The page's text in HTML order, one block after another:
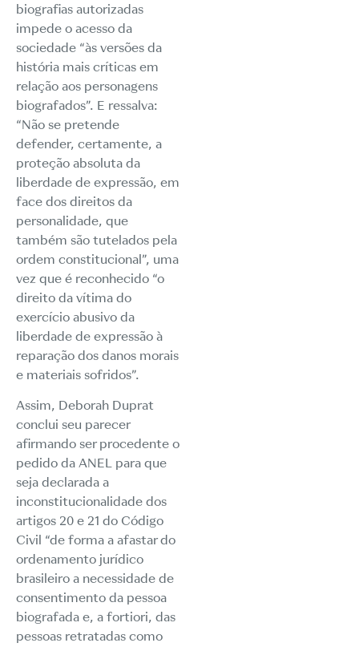
biografias autorizadas
impede o acesso da
sociedade “às versões da
história mais críticas em
relação aos personagens
biografados”. E ressalva:
“Não se pretende
defender, certamente, a
proteção absoluta da
liberdade de expressão, em
face dos direitos da
personalidade, que
também são tutelados pela
ordem constitucional”, uma
vez que é reconhecido “o
direito da vítima do
exercício abusivo da
liberdade de expressão à
reparação dos danos morais
e materiais sofridos”.
Assim, Deborah Duprat
conclui seu parecer
afirmando ser procedente o
pedido da ANEL para que
seja declarada a
inconstitucionalidade dos
artigos 20 e 21 do Código
Civil “de forma a afastar do
ordenamento jurídico
brasileiro a necessidade de
consentimento da pessoa
biografada e, a fortiori, das
pessoas retratadas como